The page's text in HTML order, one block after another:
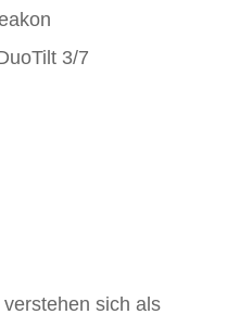
3/7
sich als